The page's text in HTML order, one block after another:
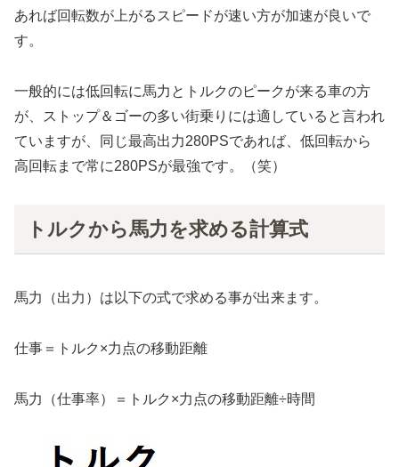
あれば回転数が上がるスピードが速い方が加速が良いで
す。
一般的には低回転に馬力とトルクのピークが来る車の方
が、ストップ＆ゴーの多い街乗りには適していると言われ
ていますが、同じ最高出力280PSであれば、低回転から
高回転まで常に280PSが最強です。（笑）
トルクから馬力を求める計算式
馬力（出力）は以下の式で求める事が出来ます。
仕事＝トルク×力点の移動距離
馬力（仕事率）＝トルク×力点の移動距離÷時間